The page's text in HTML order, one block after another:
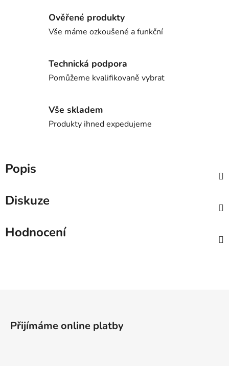
Ověřené produkty
Vše máme ozkoušené a funkční
Technická podpora
Pomůžeme kvalifikovaně vybrat
Vše skladem
Produkty ihned expedujeme
Popis
Diskuze
Hodnocení
Přijímáme online platby